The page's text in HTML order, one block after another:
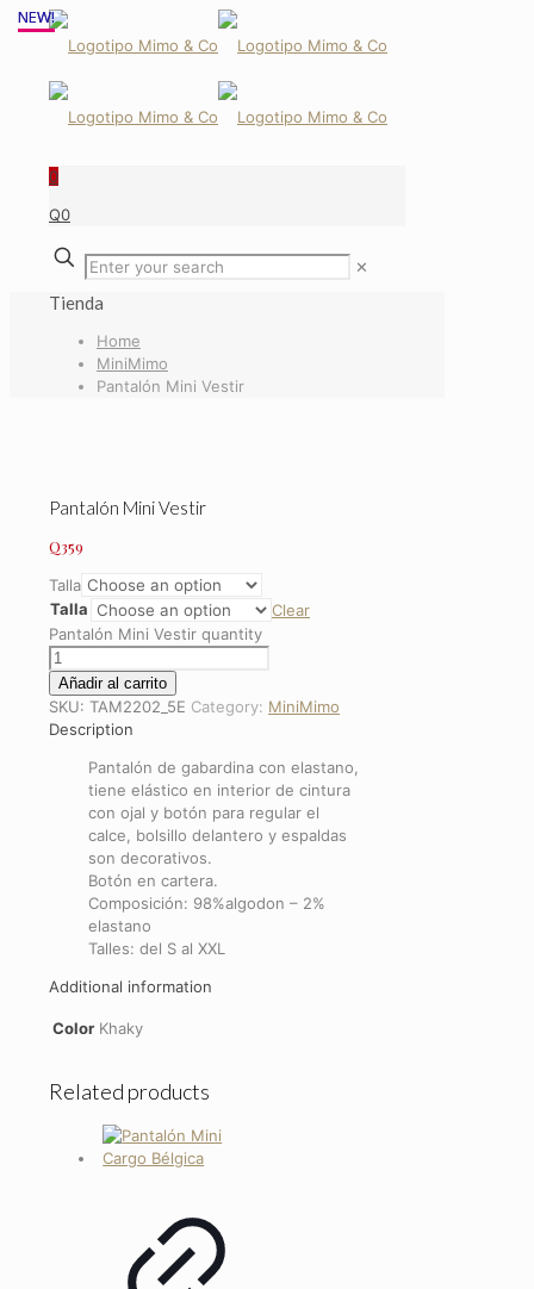
0
Q0
✕
Tienda
Home
MiniMimo
Pantalón Mini Vestir
Pantalón Mini Vestir
Q359
Talla
Talla
Clear
Pantalón Mini Vestir quantity
Añadir al carrito
SKU: TAM2202_5E Category: MiniMimo
Description
Pantalón de gabardina con elastano,
tiene elástico en interior de cintura
con ojal y botón para regular el
calce, bolsillo delantero y espaldas
son decorativos.
Botón en cartera.
Composición: 98%algodon – 2%
elastano
Talles: del S al XXL
Additional information
Color Khaky
Related products
NEW!
NEW!